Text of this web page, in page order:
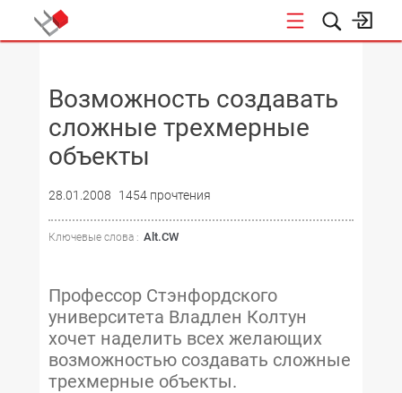
Возможность создавать
сложные трехмерные
объекты
28.01.2008 1454 прочтения
Ключевые слова : Alt.CW
Профессор Стэнфордского
университета Владлен Колтун
хочет наделить всех желающих
возможностью создавать сложные
трехмерные объекты.